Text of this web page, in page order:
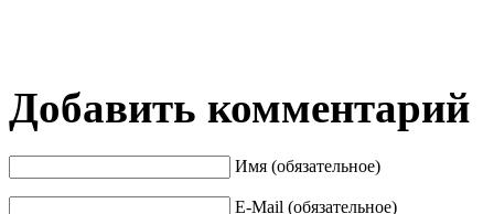
Добавить комментарий
Имя (обязательное)
E-Mail (обязательное)